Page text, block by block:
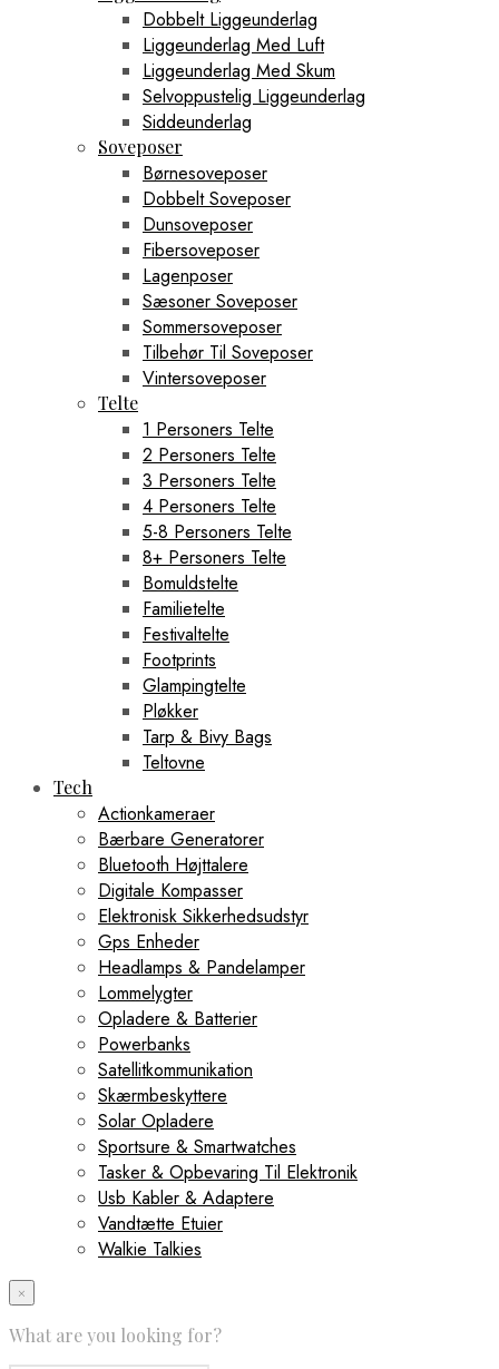
Dobbelt Liggeunderlag
Liggeunderlag Med Luft
Liggeunderlag Med Skum
Selvoppustelig Liggeunderlag
Siddeunderlag
Soveposer
Børnesoveposer
Dobbelt Soveposer
Dunsoveposer
Fibersoveposer
Lagenposer
Sæsoner Soveposer
Sommersoveposer
Tilbehør Til Soveposer
Vintersoveposer
Telte
1 Personers Telte
2 Personers Telte
3 Personers Telte
4 Personers Telte
5-8 Personers Telte
8+ Personers Telte
Bomuldstelte
Familietelte
Festivaltelte
Footprints
Glampingtelte
Pløkker
Tarp & Bivy Bags
Teltovne
Tech
Actionkameraer
Bærbare Generatorer
Bluetooth Højttalere
Digitale Kompasser
Elektronisk Sikkerhedsudstyr
Gps Enheder
Headlamps & Pandelamper
Lommelygter
Opladere & Batterier
Powerbanks
Satellitkommunikation
Skærmbeskyttere
Solar Opladere
Sportsure & Smartwatches
Tasker & Opbevaring Til Elektronik
Usb Kabler & Adaptere
Vandtætte Etuier
Walkie Talkies
×
What are you looking for?